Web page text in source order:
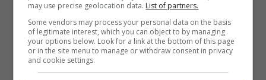
messaggi offensivi da parte di alcuni utenti e
lei ha minacciato di bloccarli e forse
denunciarli.
may use precise geolocation data. List of partners.
Some vendors may process your personal data on the basis
of legitimate interest, which you can object to by managing
your options below. Look for a link at the bottom of this page
or in the site menu to manage or withdraw consent in privacy
and cookie settings.